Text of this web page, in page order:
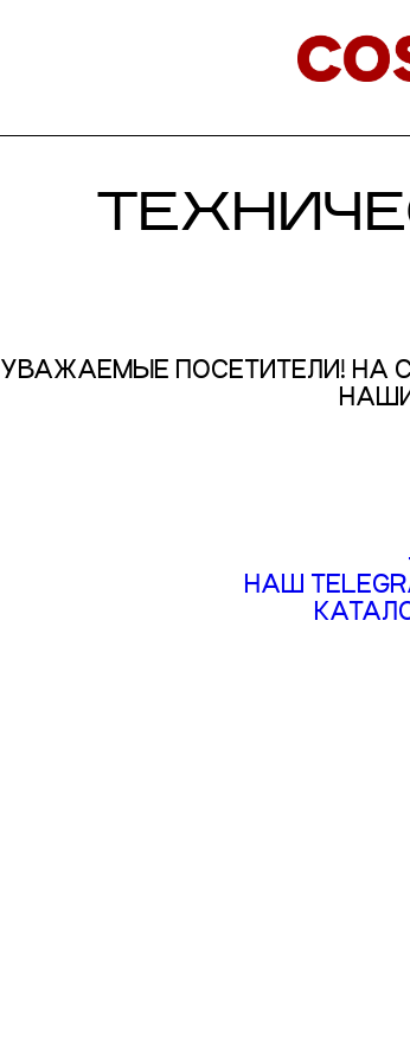
УВАЖАЕМЫЕ ПОСЕТИТЕЛИ! НА
НАШ